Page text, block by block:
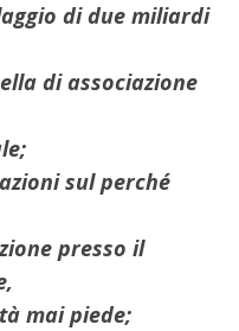
di due miliardi
di associazione
sul perché
presso il
mai piede;